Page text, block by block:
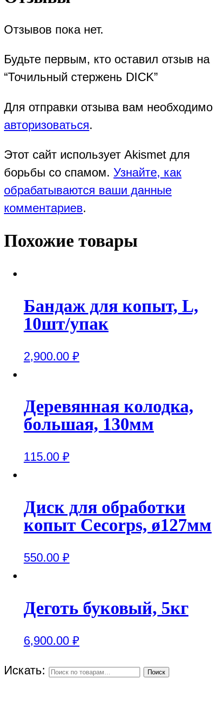
Отзывов пока нет.
Будьте первым, кто оставил отзыв на
“Точильный стержень DICK”
Для отправки отзыва вам необходимо
авторизоваться.
Этот сайт использует Akismet для
борьбы со спамом. Узнайте, как
обрабатываются ваши данные
комментариев.
Похожие товары
Бандаж для копыт, L,
10шт/упак
2,900.00 ₽
Деревянная колодка,
большая, 130мм
115.00 ₽
Диск для обработки
копыт Cecorps, ø127мм
550.00 ₽
Деготь буковый, 5кг
6,900.00 ₽
Искать: Поиск